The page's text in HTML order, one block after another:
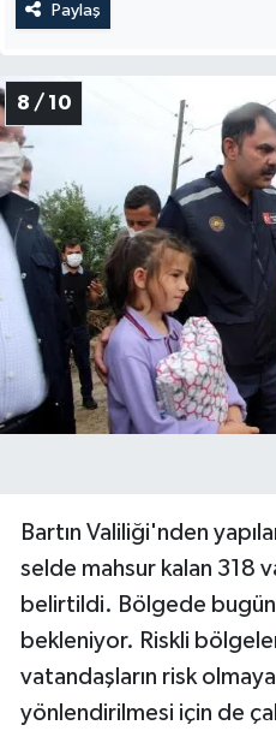
Paylaş
8 / 10
Bartın Valiliği'nden
selde mahsur kalan 318
belirtildi. Bölgede
bekleniyor. Riskli
vatandaşların risk
yönlendirilmesi için de